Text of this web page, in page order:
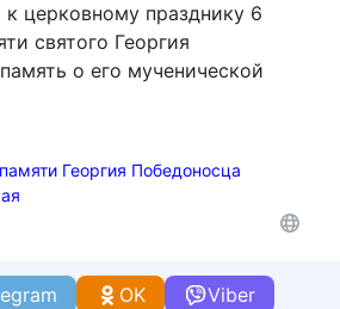
к церковному празднику 6
святого Георгия
о его мученической
Георгия Победоносца
Viber
OK